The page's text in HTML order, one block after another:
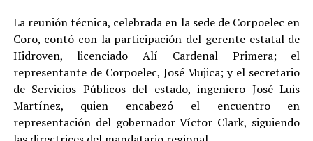
La reunión técnica, celebrada en la sede de Corpoelec en
Coro, contó con la participación del gerente estatal de
Hidroven, licenciado Alí Cardenal Primera; el
representante de Corpoelec, José Mujica; y el secretario
de Servicios Públicos del estado, ingeniero José Luis
Martínez, quien encabezó el encuentro en
representación del gobernador Víctor Clark, siguiendo